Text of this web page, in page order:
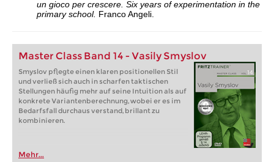
un gioco per crescere. Six years of experimentation in the
primary school. Franco Angeli.
Master Class Band 14 - Vasily Smyslov
Smyslov pflegte einen klaren positionellen Stil
und verließ sich auch in scharfen taktischen
Stellungen häufig mehr auf seine Intuition als auf
konkrete Variantenberechnung, wobei er es im
Bedarfsfall durchaus verstand, brillant zu
kombinieren.
Mehr...